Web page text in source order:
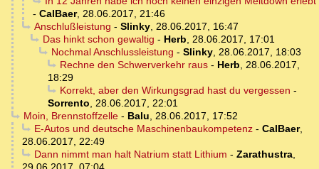
- CalBaer, 28.06.2017, 21:46
Anschlußleistung - Slinky, 28.06.2017, 16:47
Das hinkt schon gewaltig - Herb, 28.06.2017, 17:01
Nochmal Anschlussleistung - Slinky, 28.06.2017, 18:03
Rechne den Schwerverkehr raus- Herb, 28.06.2017,
18:29
Korrekt, aber den Wirkungsgrad hast du vergessen -
Sorrento, 28.06.2017, 22:01
Moin, Brennstoffzelle- Balu, 28.06.2017, 17:52
E-Autos und deutsche Maschinenbaukompetenz- CalBaer,
28.06.2017, 22:49
Dann nimmt man halt Natrium statt Lithium - Zarathustra,